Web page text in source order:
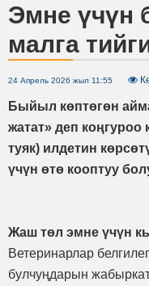
Эмне үчүн
малга
24 Апрель 2026 жыл 11:55
Быйыл көптөгөн
жатат» деп коңгуроо
туяк) илдетин
үчүн өтө кооптуу
Жаш төл эмне үчүн
Ветеринарлар
булчуңдарын